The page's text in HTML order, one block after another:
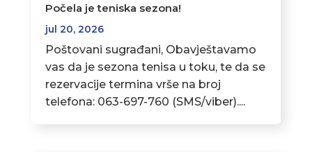
Počela je teniska sezona!
jul 20, 2026
Poštovani sugrađani, Obavještavamo
vas da je sezona tenisa u toku, te da se
rezervacije termina vrše na broj
telefona: 063-697-760 (SMS/viber)....